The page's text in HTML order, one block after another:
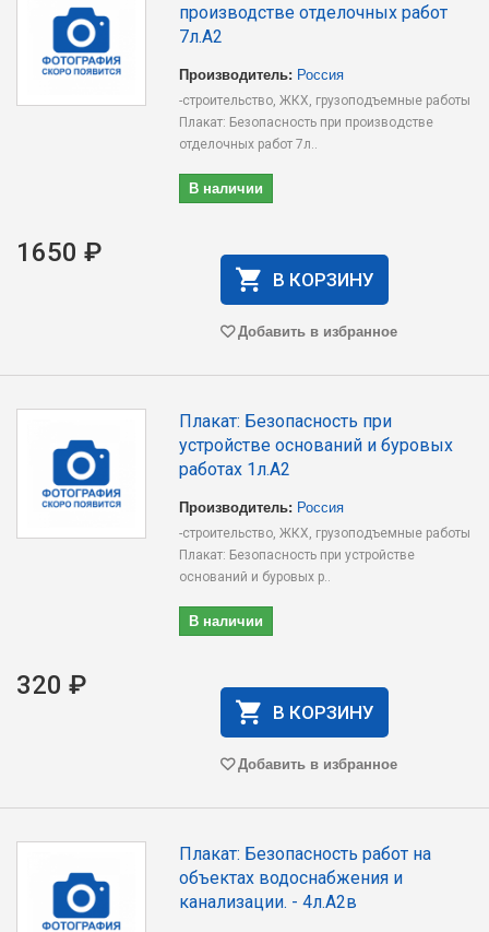
производстве отделочных работ
7л.А2
Производитель: Россия
-строительство, ЖКХ, грузоподъемные работы
Плакат: Безопасность при производстве
отделочных работ 7л..
В наличии
1650 ₽
В КОРЗИНУ
Добавить в избранное
Плакат: Безопасность при
устройстве оснований и буровых
работах 1л.А2
Производитель: Россия
-строительство, ЖКХ, грузоподъемные работы
Плакат: Безопасность при устройстве
оснований и буровых р..
В наличии
320 ₽
В КОРЗИНУ
Добавить в избранное
Плакат: Безопасность работ на
объектах водоснабжения и
канализации. - 4л.А2в